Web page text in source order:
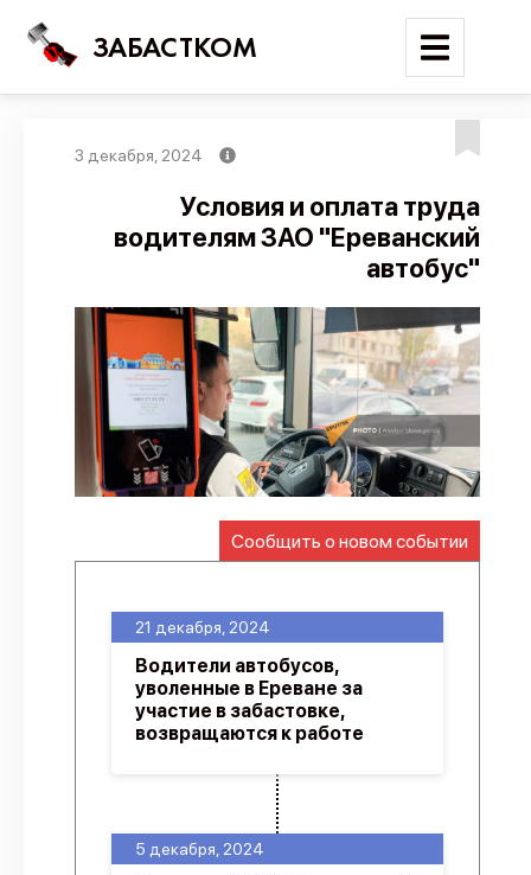
ЗАБАСТКОМ
Поиск
Карта событий
Трудовые конфликты
Отчеты
Предложить публикацию
Справочник
API
О проекте
3 декабря, 2024
Условия и оплата труда
водителям ЗАО "Ереванский
автобус"
Сообщить о новом событии
5 декабря, 2024
21 декабря, 2024
Водители автобусов,
уволенные в Ереване за
участие в забастовке,
возвращаются к работе